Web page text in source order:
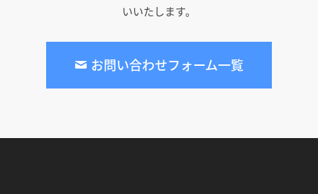
いいたします。
お問い合わせフォーム一覧